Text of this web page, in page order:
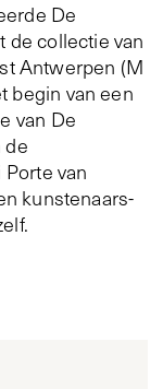
De
de collectie van
Antwerpen (M
begin van een
van De
de
van
kunstenaars-